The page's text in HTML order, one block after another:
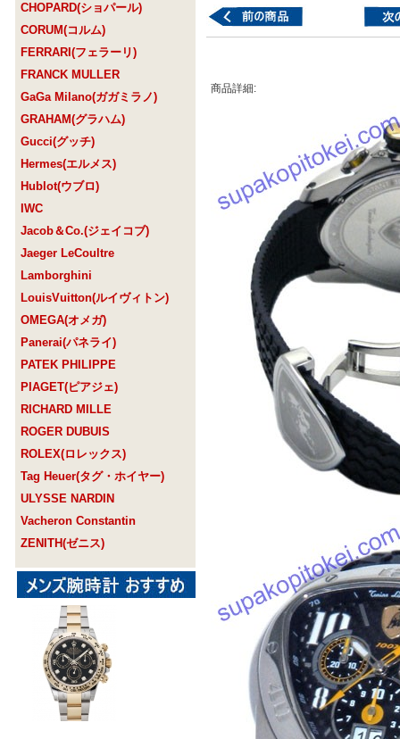
CHOPARD(ショパール)
CORUM(コルム)
FERRARI(フェラーリ)
FRANCK MULLER
GaGa Milano(ガガミラノ)
GRAHAM(グラハム)
Gucci(グッチ)
Hermes(エルメス)
Hublot(ウブロ)
IWC
Jacob＆Co.(ジェイコブ)
Jaeger LeCoultre
Lamborghini
LouisVuitton(ルイヴィトン)
OMEGA(オメガ)
Panerai(パネライ)
PATEK PHILIPPE
PIAGET(ピアジェ)
RICHARD MILLE
ROGER DUBUIS
ROLEX(ロレックス)
Tag Heuer(タグ・ホイヤー)
ULYSSE NARDIN
Vacheron Constantin
ZENITH(ゼニス)
商品詳細: